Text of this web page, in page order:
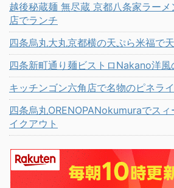
越後秘蔵麺 無尽蔵 京都八条家ラー
店でランチ
四条烏丸大丸京都横の天ぷら米福で
四条新町通り麺ビストロNakano洋
キッチンゴン六角店で名物のピネラ
四条烏丸ORENOPANokumuraでス
イクアウト